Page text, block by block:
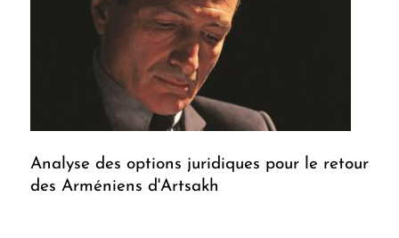
Analyse des options juridiques pour le retour
des Arméniens d'Artsakh